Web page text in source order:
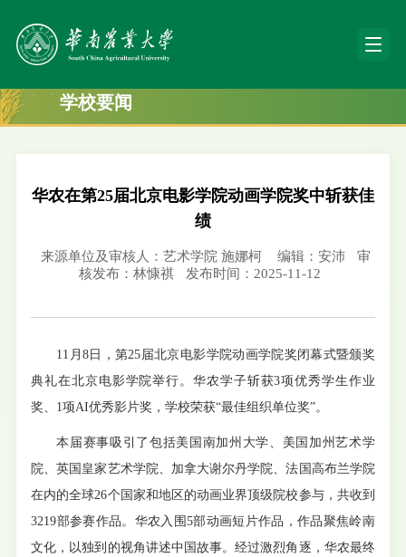
学校要闻
华农在第25届北京电影学院动画学院奖中斩获佳
绩
来源单位及审核人：艺术学院 施娜柯 编辑：安沛
审
核发布：林慷祺
发布时间：2025-11-12
11月8日，第25届北京电影学院动画学院奖闭幕式暨颁奖
典礼在北京电影学院举行。华农学子斩获3项优秀学生作业
奖、1项AI优秀影片奖，学校荣获“最佳组织单位奖”。
本届赛事吸引了包括美国南加州大学、美国加州艺术学
院、英国皇家艺术学院、加拿大谢尔丹学院、法国高布兰学院
在内的全球26个国家和地区的动画业界顶级院校参与，共收到
3219部参赛作品。华农入围5部动画短片作品，作品聚焦岭南
文化，以独到的视角讲述中国故事。经过激烈角逐，华农最终